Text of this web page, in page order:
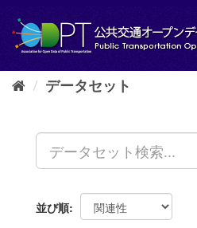
し
データセット
並び順